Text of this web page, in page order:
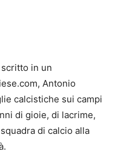
in un
Antonio
calcistiche sui campi
di gioie, di lacrime,
di calcio alla